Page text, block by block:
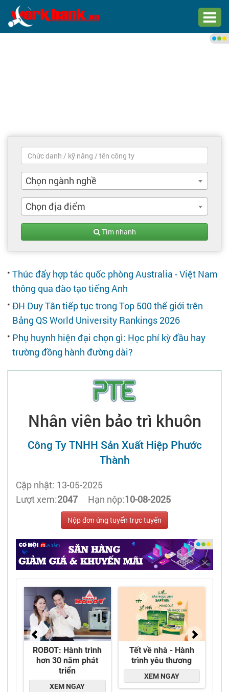
Trang chủ
Việc làm mới nhất
Tìm việc làm
Nhà tuyển dụng
Chọn ngành nghề
Chọn địa điểm
Tìm nhanh
Thúc đẩy hợp tác quốc phòng Australia - Việt Nam
thông qua đào tạo tiếng Anh
ĐH Duy Tân tiếp tục trong Top 500 thế giới trên
Bảng QS World University Rankings 2026
Phụ huynh hiện đại chọn gì: Học phí kỳ đầu hay
trường đồng hành đường dài?
Nhân viên bảo trì khuôn
Công Ty TNHH Sản Xuất Hiệp Phước
Thành
Cập nhật: 13-05-2025
Lượt xem:2047 Hạn nộp:10-08-2025
Nộp đơn ứng tuyển trực tuyến